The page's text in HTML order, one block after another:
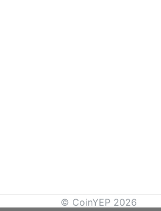
© CoinYEP 2026